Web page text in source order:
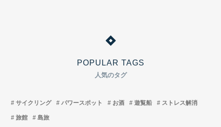
POPULAR TAGS
人気のタグ
サイクリング パワースポット お酒 遊覧船 ストレス解消
旅館 島旅